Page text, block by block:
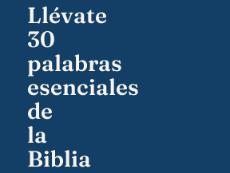
Llévate
30
palabras
esenciales
de
la
Biblia